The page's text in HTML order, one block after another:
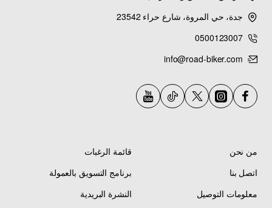
جدة، حي المروة، شارع حراء 23542
0500123007
info@road-biker.com
من نحن
اتصل بنا
معلومات التوصيل
قائمة الرغبات
برنامج التسويق بالعمولة
النشرة البريدية